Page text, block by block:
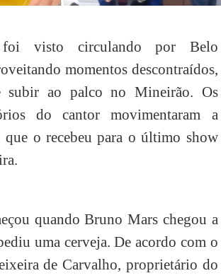
visto circulando por Belo
momentos descontraídos,
subir ao palco no Mineirão. Os
do cantor movimentaram a
que o recebeu para o último show
quando Bruno Mars chegou a
uma cerveja. De acordo com o
de Carvalho, proprietário do